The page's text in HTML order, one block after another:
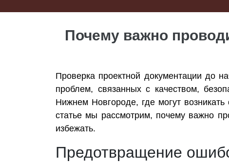
Почему важно
Проверка проектной документации до
проблем, связанных с качеством,
Нижнем Новгороде, где могут
статье мы рассмотрим, почему важно
избежать.
Предотвращение